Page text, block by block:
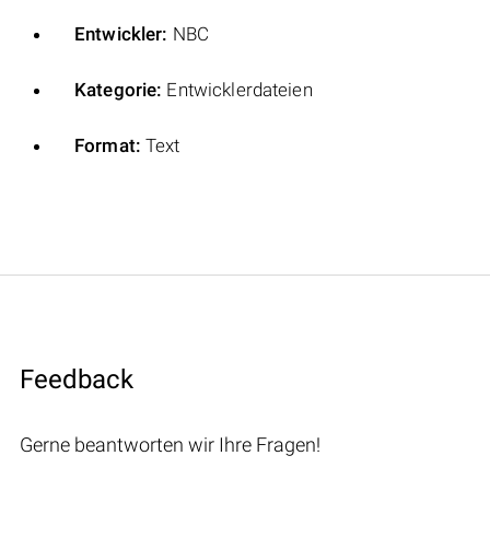
Entwickler: NBC
Kategorie: Entwicklerdateien
Format: Text
Feedback
Gerne beantworten wir Ihre Fragen!